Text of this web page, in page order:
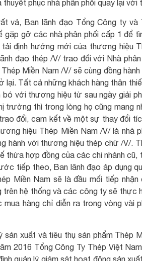
phục nhà phân phối quay lại với
vả, Ban lãnh đạo Tổng Công ty và
gặp gỡ các nhà phân phối cấp 1 để
định hướng mới của thương hiệu
đạo thép /V/ trao đổi với Nhà
Miền Nam /V/ sẽ cùng đồng
lại. Tất cả những khách hàng thân
với thương hiệu từ sau ngày giải
trường thì trong lòng họ cũng mang
đổi, cam kết về một sự thay đổi
hiệu Thép Miền Nam /V/ là nhà
hành với thương hiệu thép chữ /V/.
thừa hợp đồng của các chi nhánh cũ,
tiếp theo, Ban lãnh đạo áp dụng
Miền Nam sẽ là đầu mối tiếp
trên hệ thống và các công ty sẽ thực
hàng chỉ diễn ra trong vòng vài
xuất và tiêu thụ sản phẩm Thép
2016 Tổng Công Ty Thép Việt
quản lý giám sát hoạt động sản